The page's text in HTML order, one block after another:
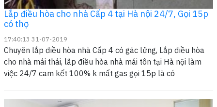
Lắp điều hòa cho nhà Cấp 4 tại Hà nội 24/7, Gọi 15p
có thợ
17:40:13 31-07-2019
Chuyên lắp điều hòa nhà Cấp 4 có gác lửng, Lắp điều hòa
cho nhà mái thái, lắp điều hòa nhà mái tôn tại Hà nội làm
việc 24/7 cam kết 100% k mất gas gọi 15p là có